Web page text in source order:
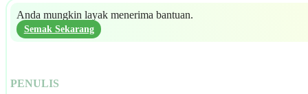
Anda mungkin layak menerima bantuan.
Semak Sekarang
PENULIS